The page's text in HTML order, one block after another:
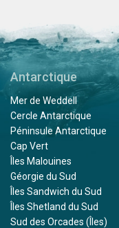
Antarctique
Mer de Weddell
Cercle Antarctique
Péninsule Antarctique
Cap Vert
Îles Malouines
Géorgie du Sud
Îles Sandwich du Sud
Îles Shetland du Sud
Sud des Orcades (Îles)